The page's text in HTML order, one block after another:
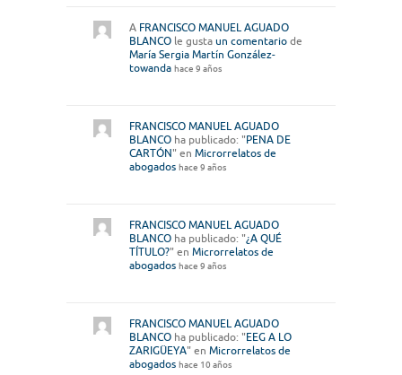
A FRANCISCO MANUEL AGUADO
BLANCO le gusta un comentario de
María Sergia Martín González-
towanda hace 9 años
FRANCISCO MANUEL AGUADO
BLANCO ha publicado: "PENA DE
CARTÓN " en Microrrelatos de
abogados hace 9 años
FRANCISCO MANUEL AGUADO
BLANCO ha publicado: "¿A QUÉ
TÍTULO?" en Microrrelatos de
abogados hace 9 años
FRANCISCO MANUEL AGUADO
BLANCO ha publicado: "EEG A LO
ZARIGÜEYA" en Microrrelatos de
abogados hace 10 años